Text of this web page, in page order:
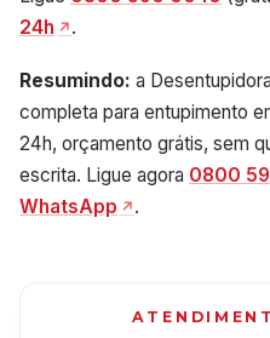
24h
.
Resumindo: a
completa para entupimento
24h, orçamento grátis, sem
escrita. Ligue agora 0800
WhatsApp
.